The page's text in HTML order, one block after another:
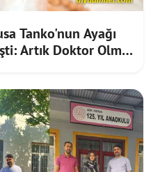
Tanko'nun Ayağı
Artık Doktor Olmak